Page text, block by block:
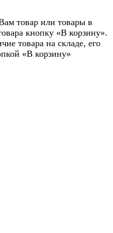
товар или товары в
кнопку «В корзину».
товара на складе, его
«В корзину»